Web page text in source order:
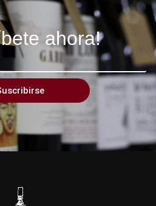
ahora!